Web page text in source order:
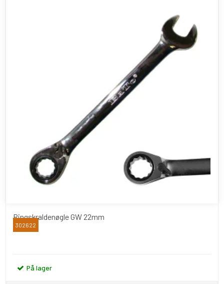
Ringskraldenøgle GW 22mm
BATO
302622
På lager